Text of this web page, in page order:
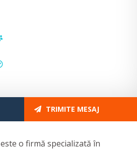
TRIMITE MESAJ
este o firmă specializată în